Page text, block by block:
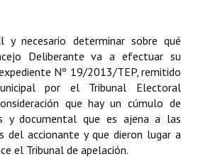
y necesario determinar sobre qué
Deliberante va a efectuar su
Nº 19/2013/TEP, remitido
por el Tribunal Electoral
que hay un cúmulo de
y documental que es ajena a las
del accionante y que dieron lugar a
el Tribunal de apelación.